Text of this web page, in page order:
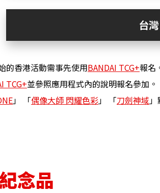
台灣
的香港活動需事先使用BANDAI TCG+報名
TCG+並參照應用程式內的說明報名參加。
」 「偶像大師 閃耀色彩」 「刀劍神域」
念品